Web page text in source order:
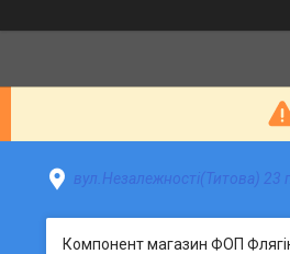
вул.Незалежності(Титова) 23
Компонент магазин ФОП